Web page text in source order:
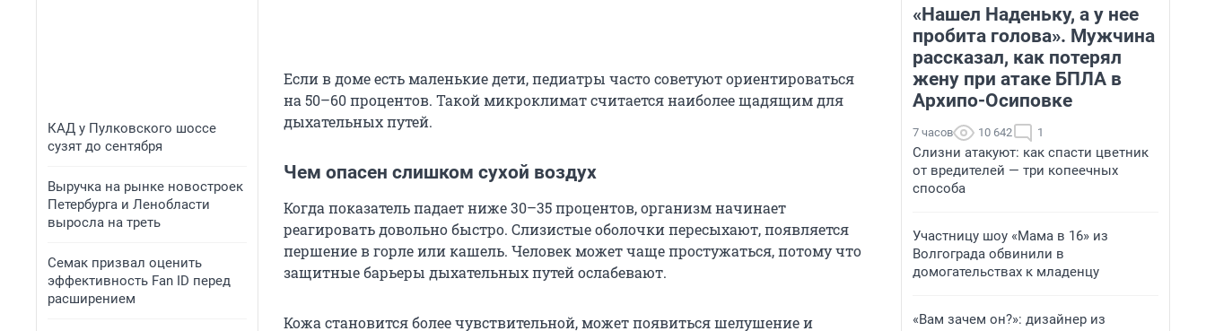
КАД у Пулковского шоссе
сузят до сентября
Выручка на рынке новостроек
Петербурга и Ленобласти
выросла на треть
Семак призвал оценить
эффективность Fan ID перед
расширением
Если в доме есть маленькие дети, педиатры часто советуют ориентироваться
на 50–60 процентов. Такой микроклимат считается наиболее щадящим для
дыхательных путей.
Чем опасен слишком сухой воздух
Когда показатель падает ниже 30–35 процентов, организм начинает
реагировать довольно быстро. Слизистые оболочки пересыхают, появляется
першение в горле или кашель. Человек может чаще простужаться, потому что
защитные барьеры дыхательных путей ослабевают.
Кожа становится более чувствительной, может появиться шелушение и
«Нашел Наденьку, а у нее
пробита голова». Мужчина
рассказал, как потерял
жену при атаке БПЛА в
Архипо-Осиповке
7 часов 10 642 1
Слизни атакуют: как спасти цветник
от вредителей — три копеечных
способа
Участницу шоу «Мама в 16» из
Волгограда обвинили в
домогательствах к младенцу
«Вам зачем он?»: дизайнер из